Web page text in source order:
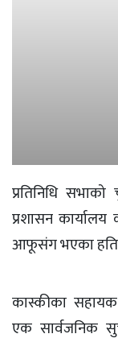
प्रतिनिधि
प्रशासन
आफूसंग भएका
कास्कीका सहायक
एक सार्वजनिक